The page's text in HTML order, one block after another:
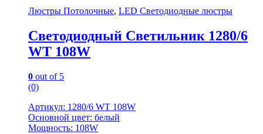
Люстры Потолочные, LED Светодиодные люстры
Светодиодный Светильник 1280/6
WT 108W
0 out of 5
(0)
Артикул: 1280/6 WT 108W
Основной цвет: белый
Мощность: 108W